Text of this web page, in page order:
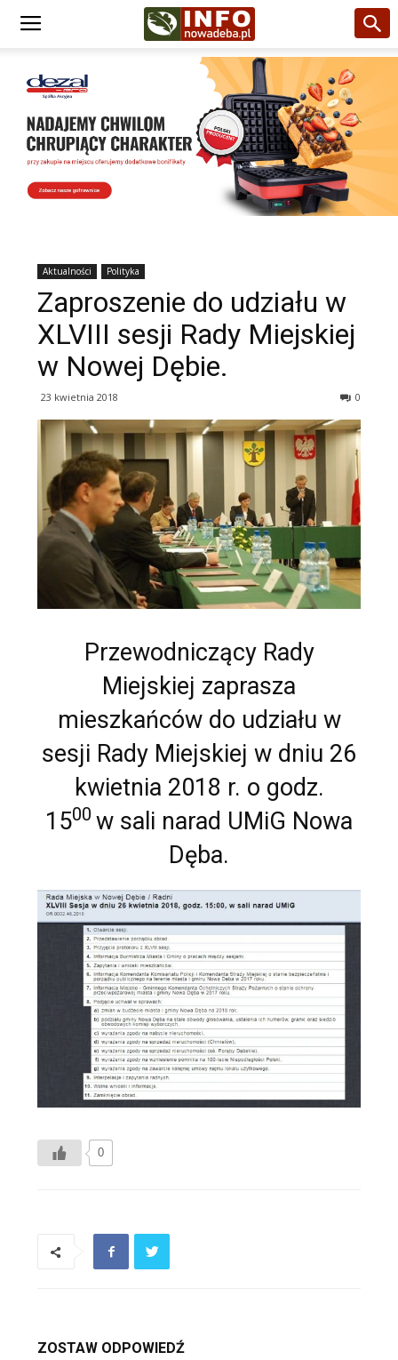
Aktualności Polityka
Zaproszenie do udziału w
XLVIII sesji Rady Miejskiej
w Nowej Dębie.
23 kwietnia 2018 0
Przewodniczący Rady
Miejskiej zaprasza
mieszkańców do udziału w
sesji Rady Miejskiej w dniu 26
kwietnia 2018 r. o godz.
1500 w sali narad UMiG Nowa
Dęba.
0
ZOSTAW ODPOWIEDŹ